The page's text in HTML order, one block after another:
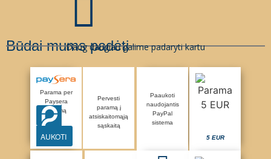
Būdai mums padėti
Daug daugiau galime padaryti kartu
Parama per
Paysera
sistemą
AUKOTI
Pervesti
paramą į
atsiskaitomąją
sąskaitą
Paaukoti
naudojantis
PayPal
sistema
5 EUR